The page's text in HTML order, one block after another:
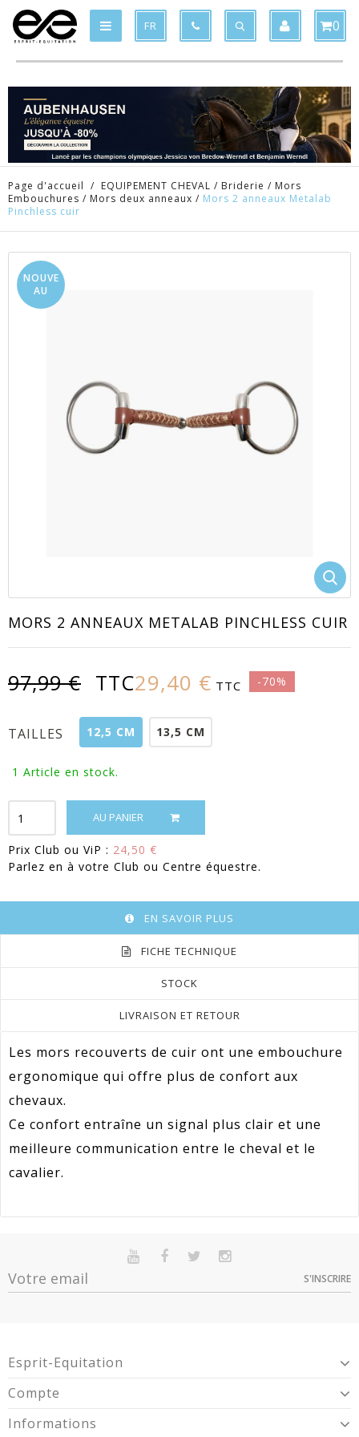
FR 0
Page d'accueil / EQUIPEMENT CHEVAL / Briderie / Mors
Embouchures / Mors deux anneaux / Mors 2 anneaux Metalab
Pinchless cuir
NOUVE
AU
MORS 2 ANNEAUX METALAB PINCHLESS CUIR
97,99 € TTC29,40 € TTC -70%
TAILLES 12,5 CM 13,5 CM
1 Article en stock.
AU PANIER
Prix Club ou ViP : 24,50 €
Parlez en à votre Club ou Centre équestre.
EN SAVOIR PLUS
FICHE TECHNIQUE
STOCK
LIVRAISON ET RETOUR
Les mors recouverts de cuir ont une embouchure
ergonomique qui offre plus de confort aux
chevaux.
Ce confort entraîne un signal plus clair et une
meilleure communication entre le cheval et le
cavalier.
Promotion
Sur commande Indisponible
Option
Dispo
590017135
S'INSCRIRE
Esprit-Equitation
Compte
Informations
Produit ajouté au panier x
Produit supprimé du panier x